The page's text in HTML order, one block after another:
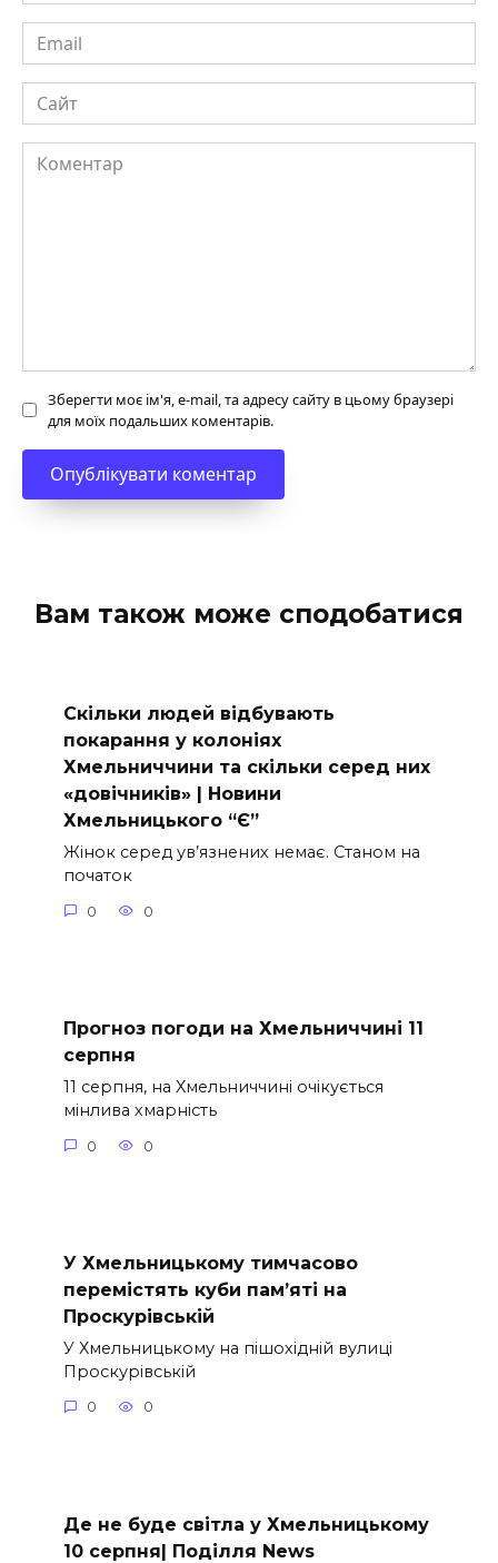
Email
Сайт
Коментар
Зберегти моє ім'я, e-mail, та адресу сайту в цьому браузері
для моїх подальших коментарів.
Вам також може сподобатися
Скільки людей відбувають
покарання у колоніях
Хмельниччини та скільки серед них
«довічників» | Новини
Хмельницького “Є”
Жінок серед ув’язнених немає. Станом на
початок
0 0
Прогноз погоди на Хмельниччині 11
серпня
11 серпня, на Хмельниччині очікується
мінлива хмарність
0 0
У Хмельницькому тимчасово
перемістять куби пам’яті на
Проскурівській
У Хмельницькому на пішохідній вулиці
Проскурівській
0 0
Де не буде світла у Хмельницькому
10 серпня| Поділля News